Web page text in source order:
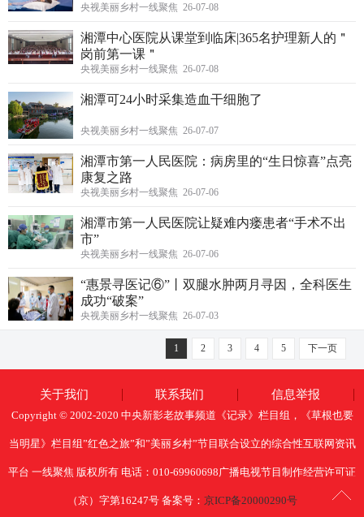
央视美丽乡村一线聚焦 26-07-08
湘潭中心医院从课堂到临床|365名护理新人的＂
岗前第一课＂
央视美丽乡村一线聚焦 26-07-08
湘潭可24小时采集造血干细胞了
央视美丽乡村一线聚焦 26-07-07
湘潭市第一人民医院：病房里的“生日惊喜”点亮
康复之路
央视美丽乡村一线聚焦 26-07-06
湘潭市第一人民医院让疑难内瘘患者“手术不出
市”
央视美丽乡村一线聚焦 26-07-06
“惠景寻医记⑥”丨双腿水肿两月寻因，全科医生
成功“破案”
央视美丽乡村一线聚焦 26-07-03
1 2 3 4 5 下一页
关于我们 联系我们 信息举报
Copyright © 2002-2020 中央新影老故事频道《记录》栏目组，《草根也要
当明星》栏目组”红色之旅”和”美丽乡村”节目联合设立的综合性互联网资讯
平台 一线聚焦 版权所有 电话：010-69960698广播电视节目制作经营许可证
（京）字第16247号 备案号： 京ICP备20000290号